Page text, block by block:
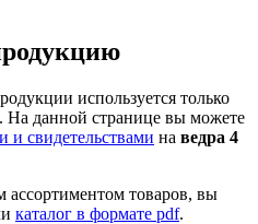
используется только
На данной странице вы можете
и свидетельствами на ведра 4
ассортиментом товаров, вы
каталог в формате pdf.